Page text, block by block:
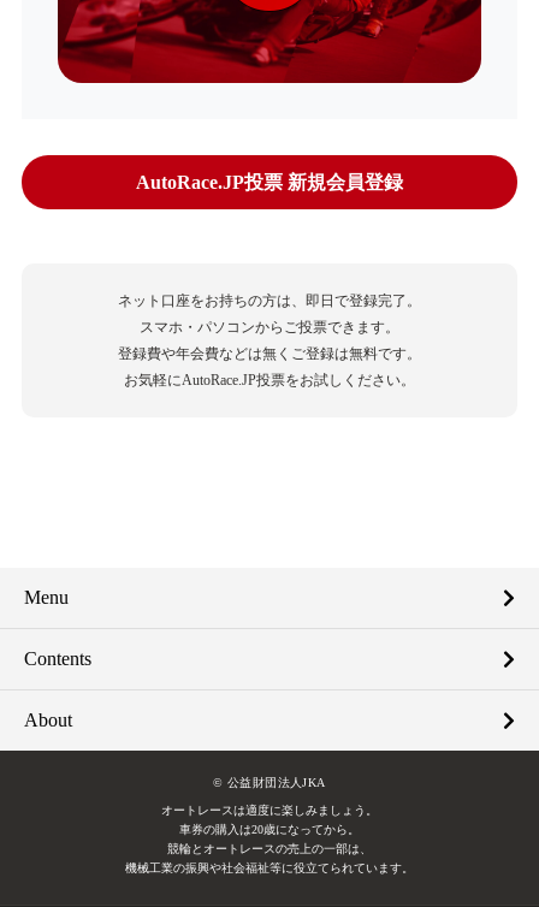
AutoRace.JP投票 新規会員登録
ネット口座をお持ちの方は、即日で登録完了。
スマホ・パソコンからご投票できます。
登録費や年会費などは無くご登録は無料です。
お気軽にAutoRace.JP投票をお試しください。
Menu
Contents
About
© 公益財団法人JKA
オートレースは適度に楽しみましょう。
車券の購入は20歳になってから。
競輪とオートレースの売上の一部は、
機械工業の振興や社会福祉等に役立てられています。